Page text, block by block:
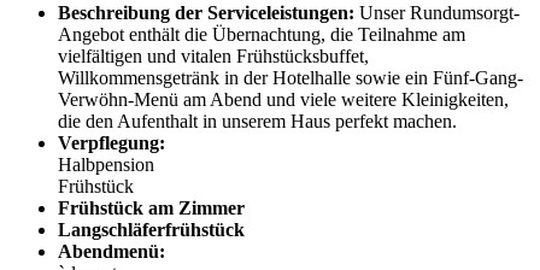
Beschreibung der Serviceleistungen: Unser Rundumsorgt-
Angebot enthält die Übernachtung, die Teilnahme am
vielfältigen und vitalen Frühstücksbuffet,
Willkommensgetränk in der Hotelhalle sowie ein Fünf-Gang-
Verwöhn-Menü am Abend und viele weitere Kleinigkeiten,
die den Aufenthalt in unserem Haus perfekt machen.
Verpflegung:
Halbpension
Frühstück
Frühstück am Zimmer
Langschläferfrühstück
Abendmenü: